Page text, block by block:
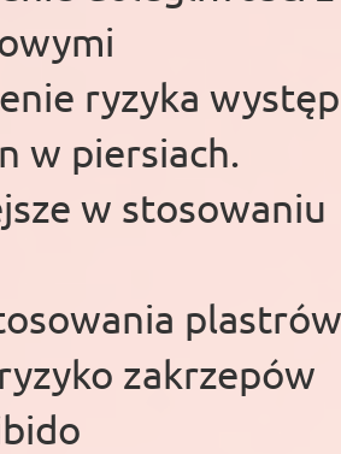
ryzyka
w piersiach.
w stosowaniu
zakrzepów